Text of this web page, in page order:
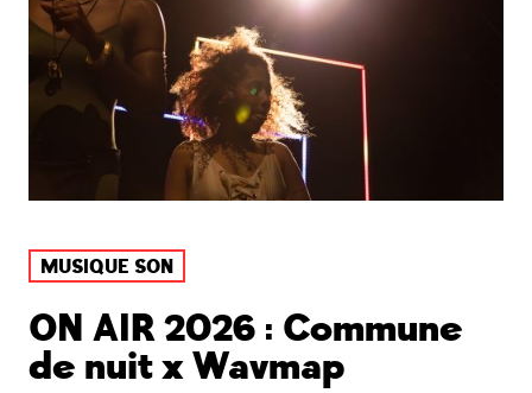
MUSIQUE SON
ON AIR 2026 : Commune
de nuit x Wavmap